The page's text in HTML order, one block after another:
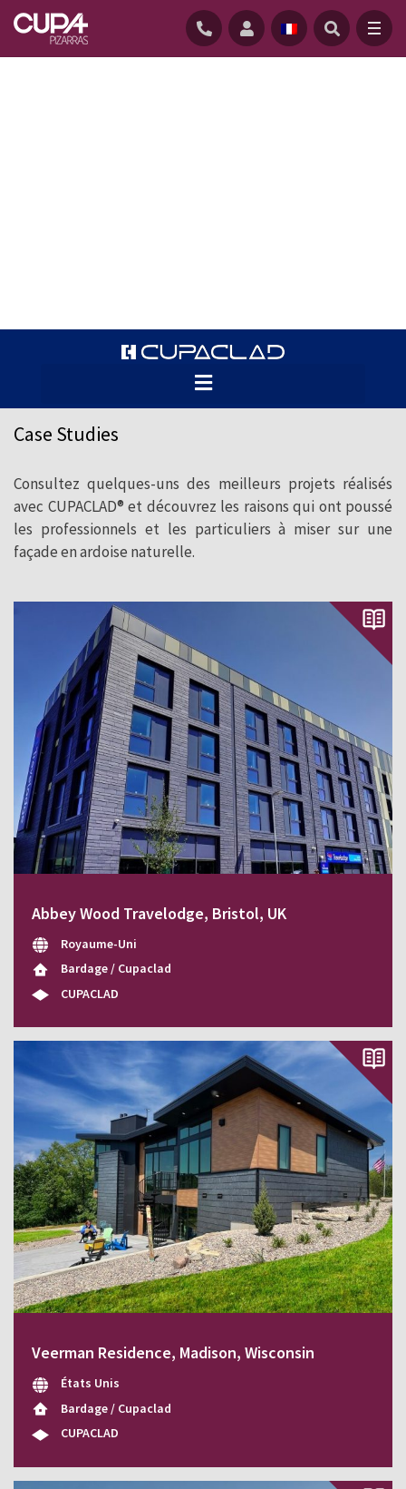
Les architectes et installateurs sont de
plus en plus nombreux à choisir
CUPACLAD® pour créer des façades
Case Studies
Consultez quelques-uns des meilleurs projets réalisés
avec CUPACLAD® et découvrez les raisons qui ont poussé
les professionnels et les particuliers à miser sur une
façade en ardoise naturelle.
Abbey Wood Travelodge, Bristol, UK
Royaume-Uni
Bardage / Cupaclad
CUPACLAD
Veerman Residence, Madison, Wisconsin
États Unis
Bardage / Cupaclad
CUPACLAD